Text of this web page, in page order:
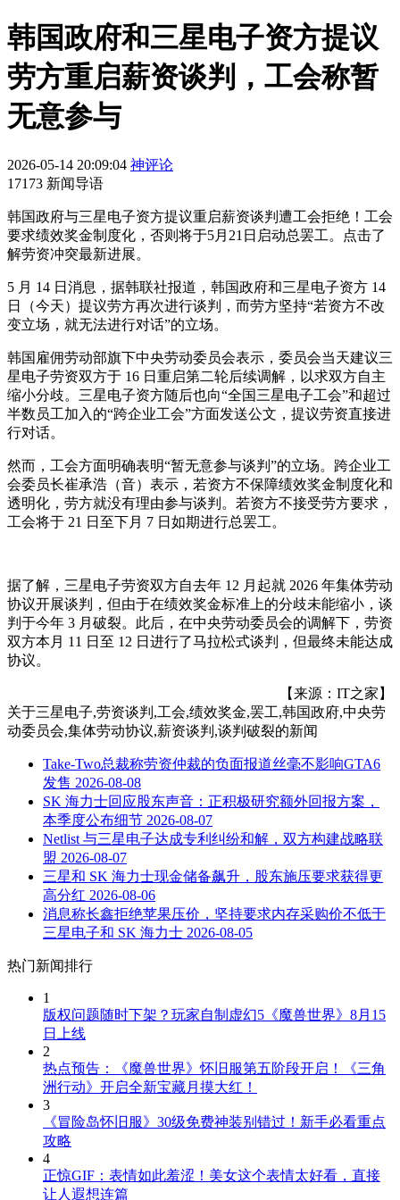
韩国政府和三星电子资方提议
劳方重启薪资谈判，工会称暂
无意参与
2026-05-14 20:09:04 神评论
17173 新闻导语
韩国政府与三星电子资方提议重启薪资谈判遭工会拒绝！工会
要求绩效奖金制度化，否则将于5月21日启动总罢工。点击了
解劳资冲突最新进展。
5 月 14 日消息，据韩联社报道，韩国政府和三星电子资方 14
日（今天）提议劳方再次进行谈判，而劳方坚持“若资方不改
变立场，就无法进行对话”的立场。
韩国雇佣劳动部旗下中央劳动委员会表示，委员会当天建议三
星电子劳资双方于 16 日重启第二轮后续调解，以求双方自主
缩小分歧。三星电子资方随后也向“全国三星电子工会”和超过
半数员工加入的“跨企业工会”方面发送公文，提议劳资直接进
行对话。
然而，工会方面明确表明“暂无意参与谈判”的立场。跨企业工
会委员长崔承浩（音）表示，若资方不保障绩效奖金制度化和
透明化，劳方就没有理由参与谈判。若资方不接受劳方要求，
工会将于 21 日至下月 7 日如期进行总罢工。
据了解，三星电子劳资双方自去年 12 月起就 2026 年集体劳动
协议开展谈判，但由于在绩效奖金标准上的分歧未能缩小，谈
判于今年 3 月破裂。此后，在中央劳动委员会的调解下，劳资
双方本月 11 日至 12 日进行了马拉松式谈判，但最终未能达成
协议。
【来源：IT之家】
关于三星电子,劳资谈判,工会,绩效奖金,罢工,韩国政府,中央劳
动委员会,集体劳动协议,薪资谈判,谈判破裂的新闻
Take-Two总裁称劳资仲裁的负面报道丝毫不影响GTA6
发售 2026-08-08
SK 海力士回应股东声音：正积极研究额外回报方案，
本季度公布细节 2026-08-07
Netlist 与三星电子达成专利纠纷和解，双方构建战略联
盟 2026-08-07
三星和 SK 海力士现金储备飙升，股东施压要求获得更
高分红 2026-08-06
消息称长鑫拒绝苹果压价，坚持要求内存采购价不低于
三星电子和 SK 海力士 2026-08-05
热门新闻排行
1
版权问题随时下架？玩家自制虚幻5《魔兽世界》8月15
日上线
2
热点预告：《魔兽世界》怀旧服第五阶段开启！《三角
洲行动》开启全新宝藏月摸大红！
3
《冒险岛怀旧服》30级免费神装别错过！新手必看重点
攻略
4
正惊GIF：表情如此羞涩！美女这个表情太好看，直接
让人遐想连篇